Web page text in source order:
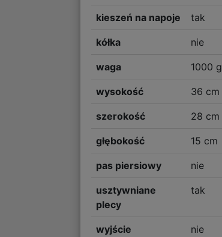
kieszeń na napoje tak
kółka nie
waga 1000 g
wysokość 36 cm
szerokość 28 cm
głębokość 15 cm
pas piersiowy nie
usztywniane
plecy
tak
wyjście
nie